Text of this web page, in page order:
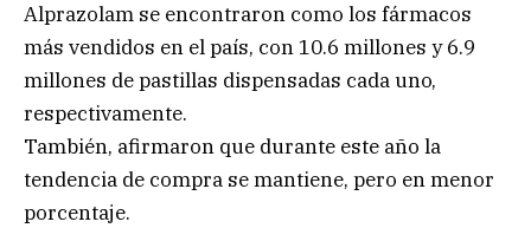
Alprazolam se encontraron como los fármacos
más vendidos en el país, con 10.6 millones y 6.9
millones de pastillas dispensadas cada uno,
respectivamente.
También, afirmaron que durante este año la
tendencia de compra se mantiene, pero en menor
porcentaje.